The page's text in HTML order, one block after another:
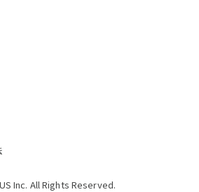
Inc. All Rights Reserved.